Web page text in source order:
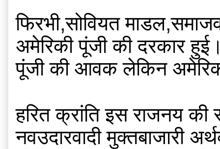
फिरभी,सोवियत
अमेरिकी पूंजी की दरकार
पूंजी की आवक लेकिन
हरित क्रांति इस राजनय की
नवउदारवादी मुक्तबाजारी